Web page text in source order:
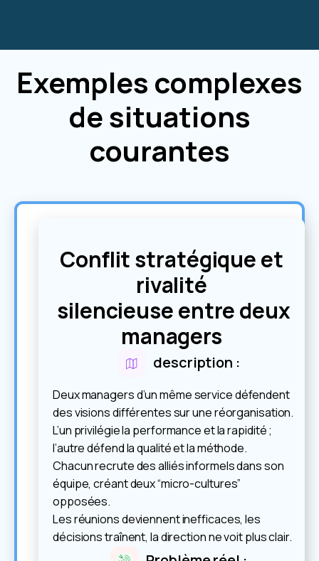
Exemples complexes
de situations
courantes
Conflit stratégique et
rivalité
silencieuse entre deux
managers
description :
Deux managers d’un même service défendent
des visions différentes sur une réorganisation.
L’un privilégie la performance et la rapidité ;
l’autre défend la qualité et la méthode.
Chacun recrute des alliés informels dans son
équipe, créant deux “micro-cultures”
opposées.
Les réunions deviennent inefficaces, les
décisions traînent, la direction ne voit plus clair.